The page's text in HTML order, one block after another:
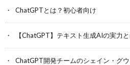
ChatGPTとは？初心者向け
【ChatGPT】テキスト生成AIの実力
ChatGPT開発チームのシェイン・グ